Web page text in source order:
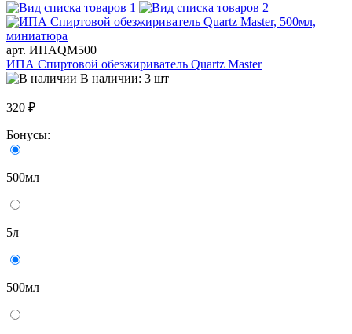
арт. ИПАQM500
ИПА Спиртовой обезжириватель Quartz Master
В наличии: 3 шт
320 ₽
Бонусы:
500мл
5л
500мл